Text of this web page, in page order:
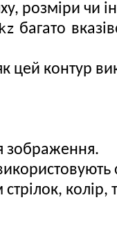
розміри чи
багато
цей контур
зображення.
колір,